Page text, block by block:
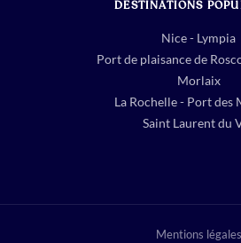
DESTINATIONS
Nice - Lympia
Port de plaisance de
Morlaix
La Rochelle - Port des
Saint Laurent du
Mentions légales